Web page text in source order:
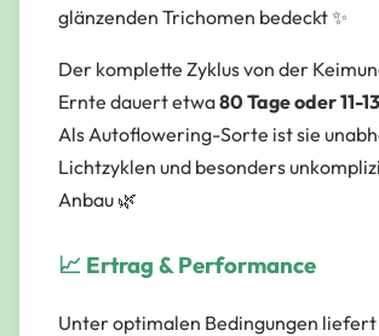
glänzenden Trichomen bedeckt ✨
Der komplette Zyklus von der
Ernte dauert etwa80 Tage oder 11-
Als Autoflowering-Sorte ist sie
Lichtzyklen und besonders
Anbau 🌿
📈 Ertrag & Performance
Unter optimalen Bedingungen